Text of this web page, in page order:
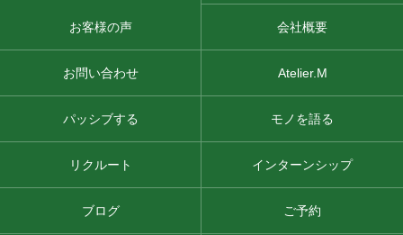
お客様の声 会社概要
お問い合わせ Atelier.M
パッシブする モノを語る
リクルート インターンシップ
ブログ ご予約